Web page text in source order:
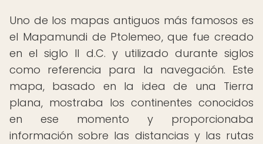
Uno de los mapas antiguos más famosos es
el Mapamundi de Ptolemeo, que fue creado
en el siglo II d.C. y utilizado durante siglos
como referencia para la navegación. Este
mapa, basado en la idea de una Tierra
plana, mostraba los continentes conocidos
en ese momento y proporcionaba
información sobre las distancias y las rutas